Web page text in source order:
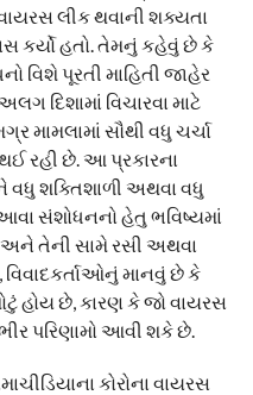
લીક થવાની શક્યતા
કર્યો હતો. તેમનું કહેવું છે કે
વિશે પૂરતી માહિતી જાહેર
દિશામાં વિચારવા માટે
મામલામાં સૌથી વધુ ચર્ચા
રહી છે. આ પ્રકારના
વધુ શક્તિશાળી અથવા વધુ
સંશોધનનો હેતુ ભવિષ્યમાં
તેની સામે રસી અથવા
વિવાદકર્તાઓનું માનવું છે કે
હોય છે, કારણ કે જો વાયરસ
પરિણામો આવી શકે છે.
કોરોના વાયરસ